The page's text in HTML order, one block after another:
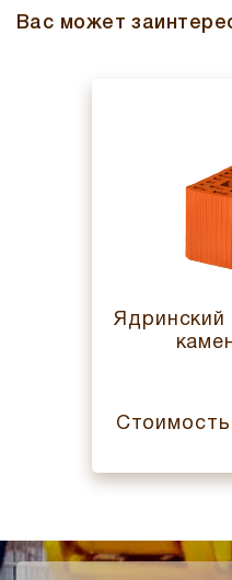
Вас может
Ядринский